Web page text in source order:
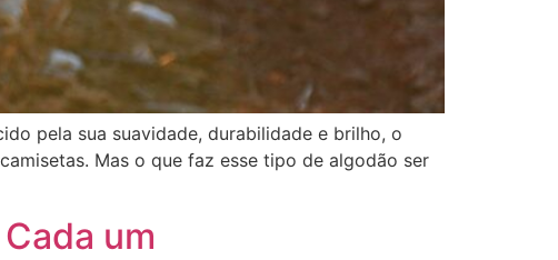
pela sua suavidade, durabilidade e brilho, o
Mas o que faz esse tipo de algodão ser
um